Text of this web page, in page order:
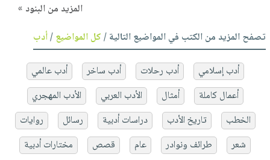
المزيد من البنود »
تصفح المزيد من الكتب في المواضيع التالية /كل المواضيع/أدب
أدب إسلامي أدب رحلات أدب ساخر
أدب عالمي
أعمال كاملة
أمثال الأدب العربي
الأدب المهجري
الخطب
تاريخ الأدب دراسات أدبية رسائل
روايات
شعر
طرائف ونوادر عام قصص
مختارات أدبية